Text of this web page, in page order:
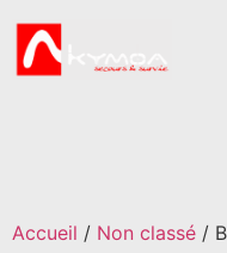
Accueil / Non classé /